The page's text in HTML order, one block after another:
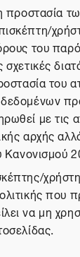
προστασία
του
του
με τις
αρχής
Κανονισμού
που
να μη